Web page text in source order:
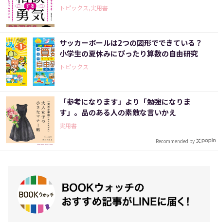
トピックス,実用書
サッカーボールは2つの図形でできている？
小学生の夏休みにぴったり算数の自由研究
トピックス
「参考になります」より「勉強になりま
す」。品のある人の素敵な言いかえ
実用書
Recommended by